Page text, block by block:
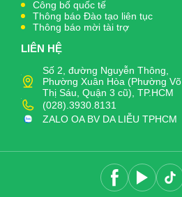
Công bố quốc tế
Thông báo Đào tạo liên tục
Thông báo mời tài trợ
LIÊN HỆ
Số 2, đường Nguyễn Thông,
Phường Xuân Hòa (Phường Võ
Thị Sáu, Quận 3 cũ), TP.HCM
(028).3930.8131
ZALO OA BV DA LIỄU TPHCM